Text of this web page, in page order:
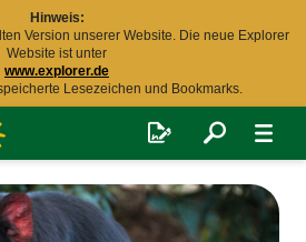
Hinweis:
Version unserer Website. Die neue Explorer
Website ist unter
www.explorer.de
Lesezeichen und Bookmarks.